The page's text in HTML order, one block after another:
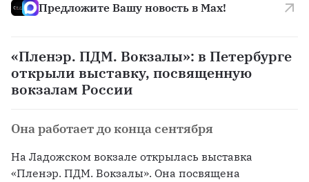
Предложите Вашу новость в Max!
«Пленэр. ПДМ. Вокзалы»: в Петербурге
открыли выставку, посвященную
вокзалам России
Она работает до конца сентября
На Ладожском вокзале открылась выставка
«Пленэр. ПДМ. Вокзалы». Она посвящена